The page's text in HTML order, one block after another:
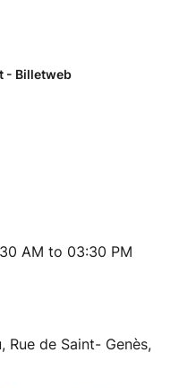
AM to 03:30 PM
Rue de Saint- Genès,